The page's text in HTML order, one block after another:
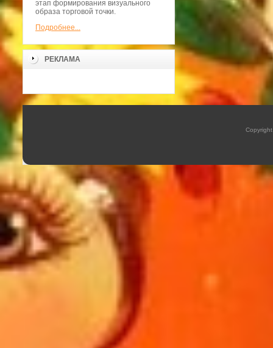
этап формирования визуального
образа торговой точки.
Подробнее...
РЕКЛАМА